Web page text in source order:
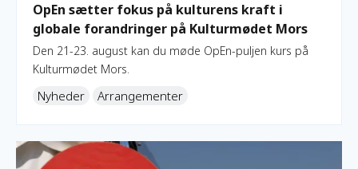
OpEn sætter fokus på kulturens kraft i
globale forandringer på Kulturmødet Mors
Den 21-23. august kan du møde OpEn-puljen kurs på
Kulturmødet Mors.
Nyheder Arrangementer
OpEn-puljen bevilger 28 projekter